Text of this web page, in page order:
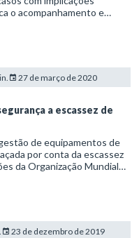
o acompanhamento e
27 de março de 2020
a escassez de
de equipamentos de
por conta da escassez
da Organização Mundial
de saúde e
23 de dezembro de 2019